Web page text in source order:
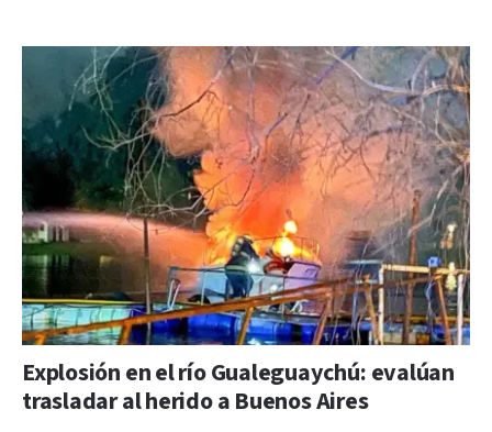
Explosión en el río Gualeguaychú: evalúan
trasladar al herido a Buenos Aires